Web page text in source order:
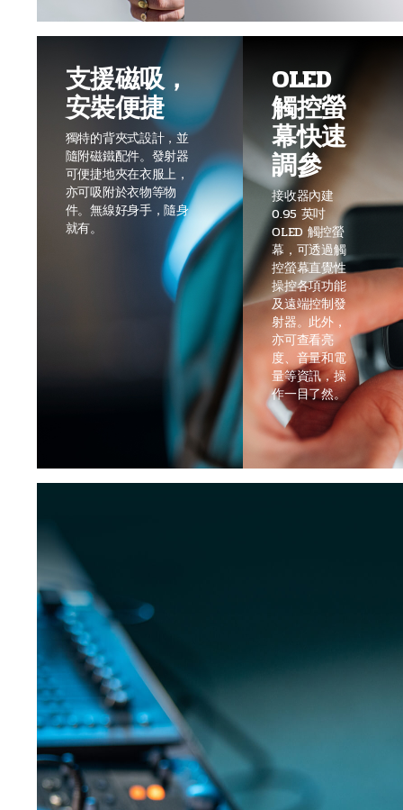
支援磁吸，
安裝便捷
獨特的背夾式設計，並
隨附磁鐵配件。發射器
可便捷地夾在衣服上，
亦可吸附於衣物等物
件。無線好身手，隨身
就有。
OLED
觸控螢
幕快速
調參
接收器內建
0.95 英吋
OLED 觸控螢
幕，可透過觸
控螢幕直覺性
操控各項功能
及遠端控制發
射器。此外，
亦可查看亮
度、音量和電
量等資訊，操
作一目了然。